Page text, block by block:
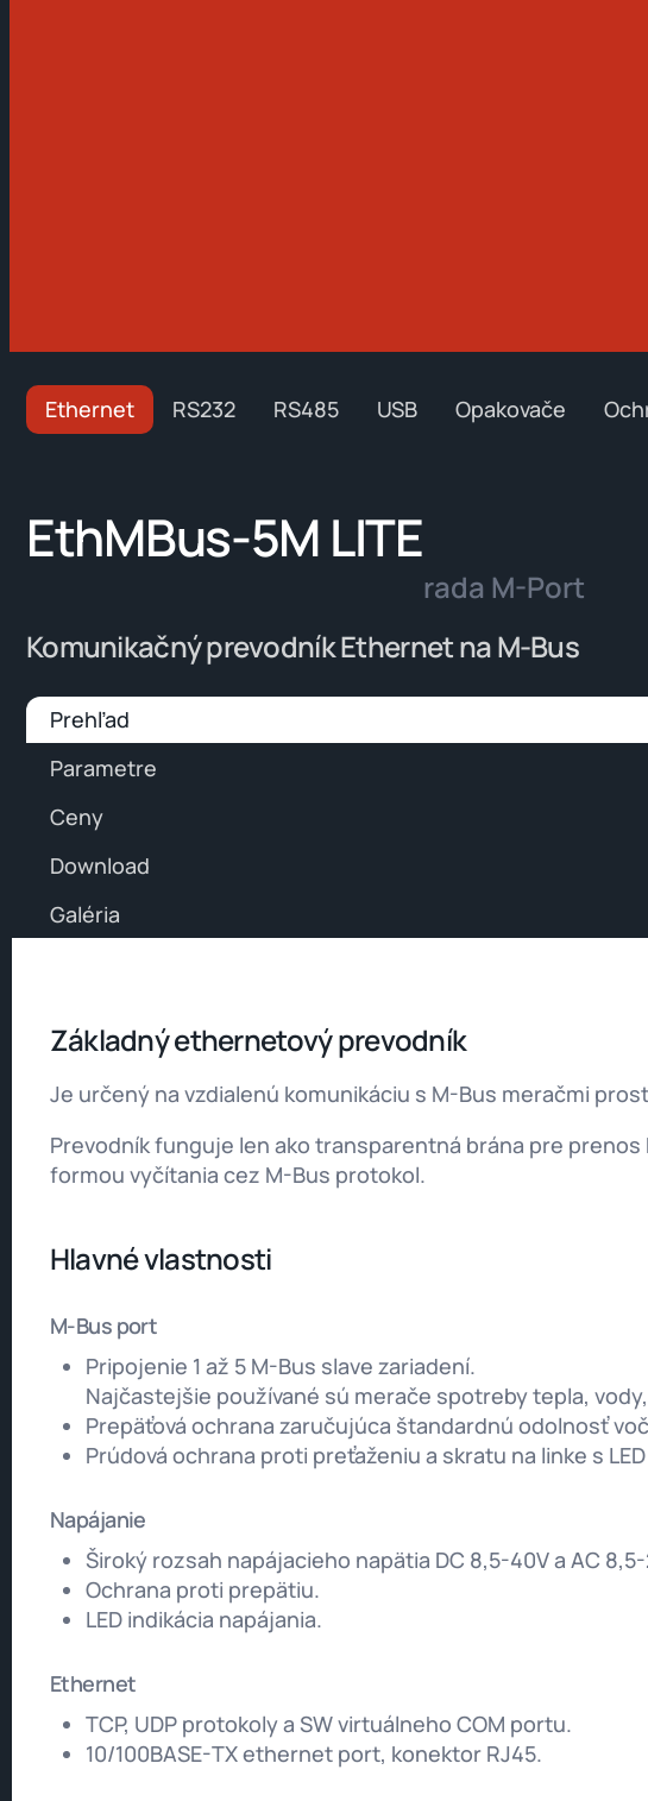
Ethernet RS232 RS485 USB Opakovače
EthMBus-5M LITE
rada M-Port
Komunikačný prevodník Ethernet na M-Bus
Prehľad
Parametre
Ceny
Download
Galéria
Základný ethernetový prevodník
Je určený na vzdialenú komunikáciu s M-Bus meračmi
Prevodník funguje len ako transparentná brána pre
formou vyčítania cez M-Bus protokol.
Hlavné vlastnosti
M-Bus port
Pripojenie 1 až 5 M-Bus slave zariadení.
Najčastejšie používané sú merače spotreby tepla,
Prepäťová ochrana zaručujúca štandardnú odolnosť
Prúdová ochrana proti preťaženiu a skratu na linke s
Napájanie
Široký rozsah napájacieho napätia DC 8,5-40V a AC 8,5-
Ochrana proti prepätiu.
LED indikácia napájania.
Ethernet
TCP, UDP protokoly a SW virtuálneho COM portu.
10/100BASE-TX ethernet port, konektor RJ45.